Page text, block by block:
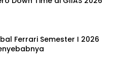
Ferrari Semester I 2026